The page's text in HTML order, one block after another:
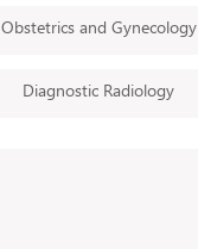
Obstetrics and Gynecology
Diagnostic Radiology